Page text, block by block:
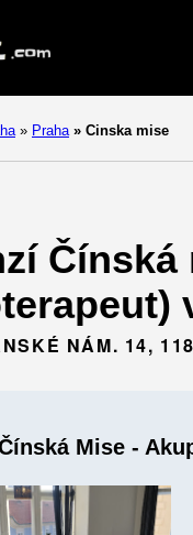
» Praha » Cinska mise
NÁM. 14,
Mise -